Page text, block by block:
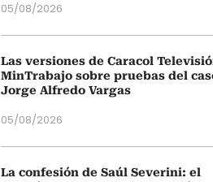
05/08/2026
Las versiones de Caracol
MinTrabajo sobre pruebas del
Jorge Alfredo Vargas
05/08/2026
La confesión de Saúl Severini: el